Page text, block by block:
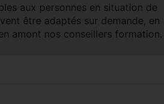
aux personnes en situation de
être adaptés sur demande, en
amont nos conseillers formation.